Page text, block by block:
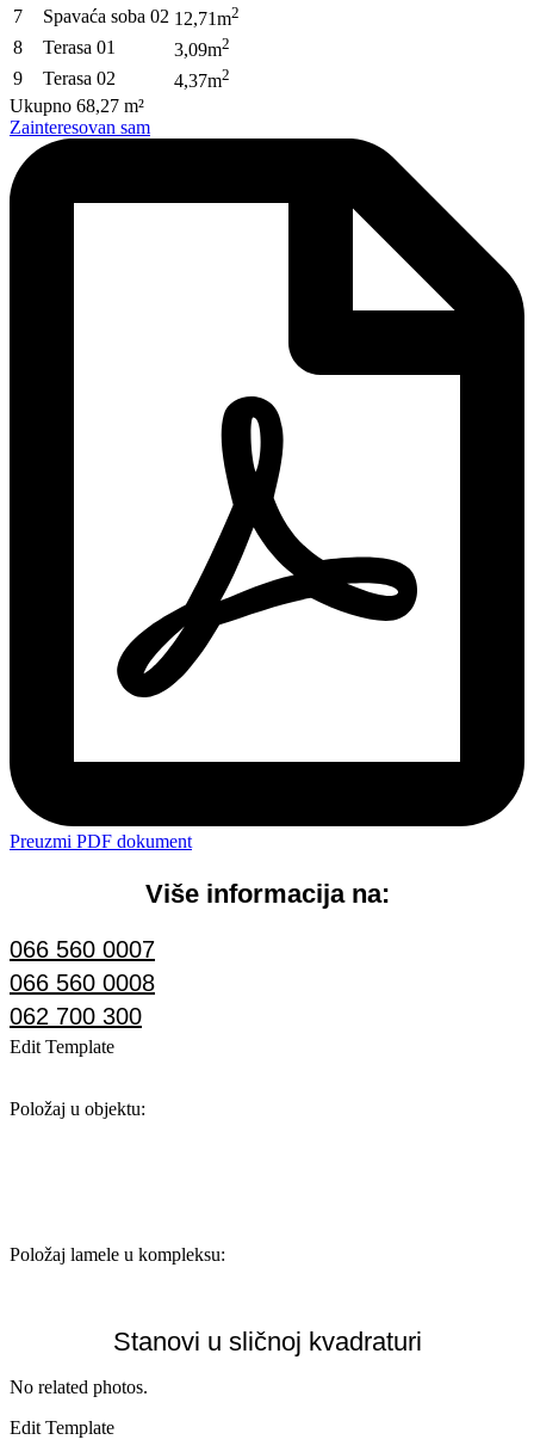
7 Spavaća soba 02 12,71m2
8 Terasa 01 3,09m2
9 Terasa 02 4,37m2
Ukupno 68,27 m²
Zainteresovan sam
Preuzmi PDF dokument
Više informacija na:
066 560 0007
066 560 0008
062 700 300
Edit Template
Položaj u objektu:
Položaj lamele u kompleksu:
Stanovi u sličnoj kvadraturi
No related photos.
Edit Template